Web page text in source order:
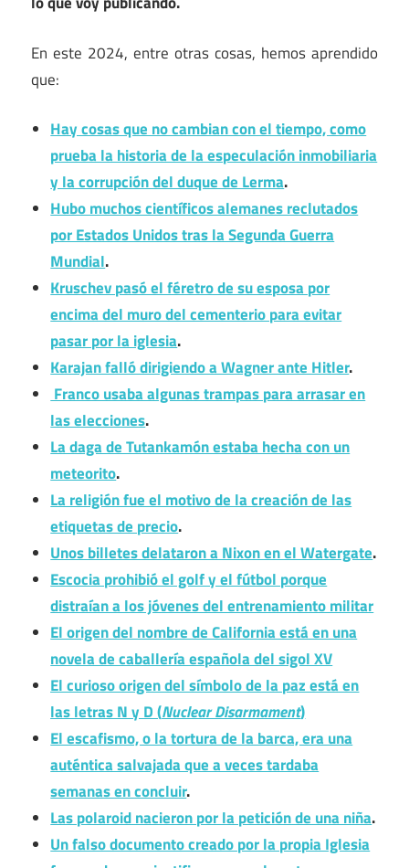
En este 2024, entre otras cosas, hemos aprendido
que:
Hay cosas que no cambian con el tiempo, como
prueba la historia de la especulación inmobiliaria
y la corrupción del duque de Lerma.
Hubo muchos científicos alemanes reclutados
por Estados Unidos tras la Segunda Guerra
Mundial.
Kruschev pasó el féretro de su esposa por
encima del muro del cementerio para evitar
pasar por la iglesia.
Karajan falló dirigiendo a Wagner ante Hitler.
Franco usaba algunas trampas para arrasar en
las elecciones.
La daga de Tutankamón estaba hecha con un
meteorito.
La religión fue el motivo de la creación de las
etiquetas de precio.
Unos billetes delataron a Nixon en el Watergate.
Escocia prohibió el golf y el fútbol porque
distraían a los jóvenes del entrenamiento militar
El origen del nombre de California está en una
novela de caballería española del sigol XV
El curioso origen del símbolo de la paz está en
las letras N y D (Nuclear Disarmament)
El escafismo, o la tortura de la barca, era una
auténtica salvajada que a veces tardaba
semanas en concluir.
Las polaroid nacieron por la petición de una niña.
Un falso documento creado por la propia Iglesia